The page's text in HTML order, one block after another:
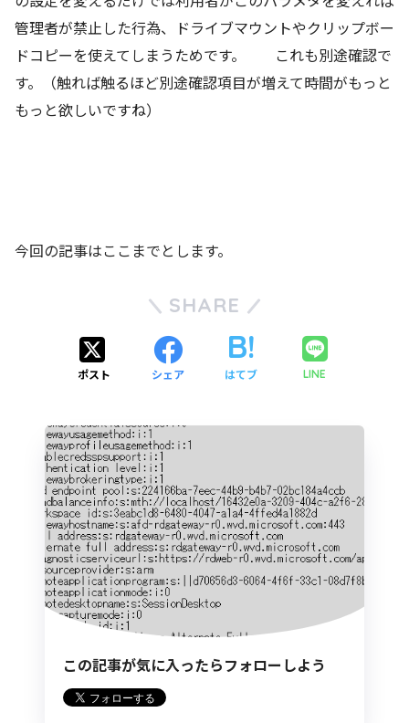
管理者が禁止した行為、ドライブマウントやクリップボー
ドコピーを使えてしまうためです。 これも別途確認で
す。（触れば触るほど別途確認項目が増えて時間がもっと
もっと欲しいですね）
今回の記事はここまでとします。
SHARE
ポスト シェア はてブ LINE
この記事が気に入ったらフォローしよう